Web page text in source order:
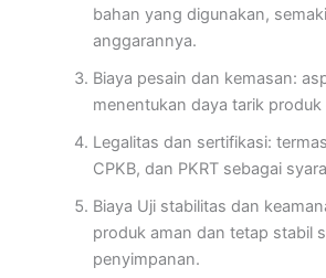
bahan yang digunakan,
anggarannya.
Biaya pesain dan kemasan:
menentukan daya tarik produk
Legalitas dan sertifikasi:
CPKB, dan PKRT sebagai
Biaya Uji stabilitas dan
produk aman dan tetap stabil
penyimpanan.